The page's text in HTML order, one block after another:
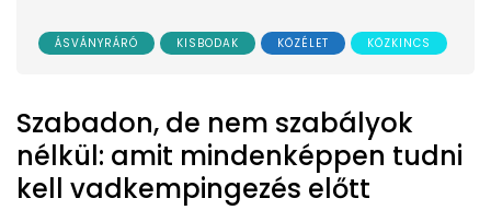
ÁSVÁNYRÁRÓ KISBODAK KÖZÉLET KÖZKINCS
Szabadon, de nem szabályok
nélkül: amit mindenképpen tudni
kell vadkempingezés előtt